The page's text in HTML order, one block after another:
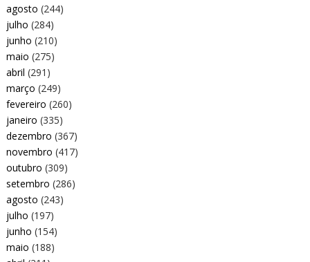
agosto (244)
julho (284)
junho (210)
maio (275)
abril (291)
março (249)
fevereiro (260)
janeiro (335)
dezembro (367)
novembro (417)
outubro (309)
setembro (286)
agosto (243)
julho (197)
junho (154)
maio (188)